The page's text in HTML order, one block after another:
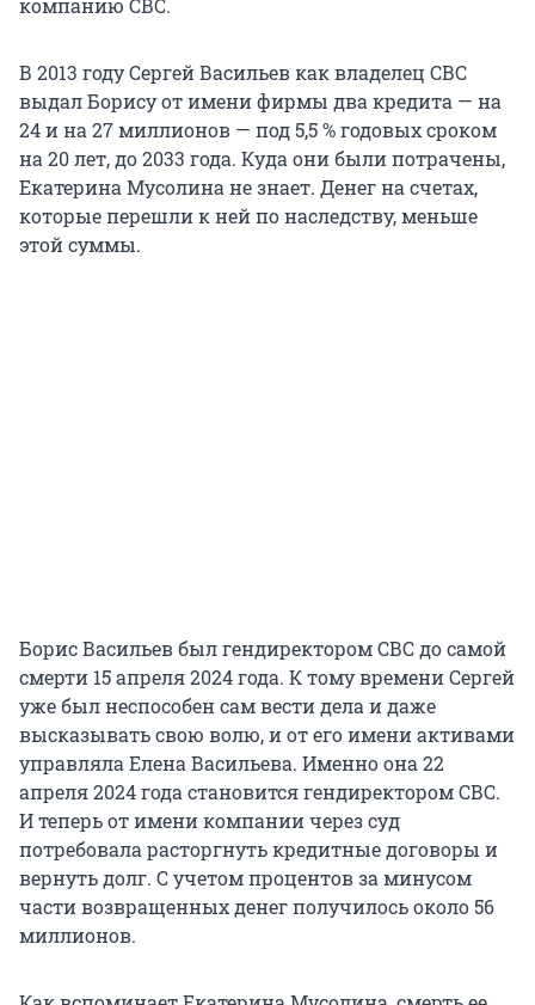
В 2013 году Сергей Васильев как владелец СВС
выдал Борису от имени фирмы два кредита — на
24 и на 27 миллионов — под 5,5 % годовых сроком
на 20 лет, до 2033 года. Куда они были потрачены,
Екатерина Мусолина не знает. Денег на счетах,
которые перешли к ней по наследству, меньше
этой суммы.
Борис Васильев был гендиректором СВС до самой
смерти 15 апреля 2024 года. К тому времени Сергей
уже был неспособен сам вести дела и даже
высказывать свою волю, и от его имени активами
управляла Елена Васильева. Именно она 22
апреля 2024 года становится гендиректором СВС.
И теперь от имени компании через суд
потребовала расторгнуть кредитные договоры и
вернуть долг. С учетом процентов за минусом
части возвращенных денег получилось около 56
миллионов.